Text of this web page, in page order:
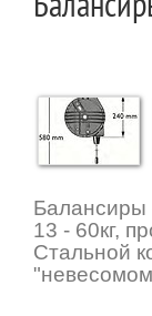
Балансиры
13 - 60кг,
Стальной